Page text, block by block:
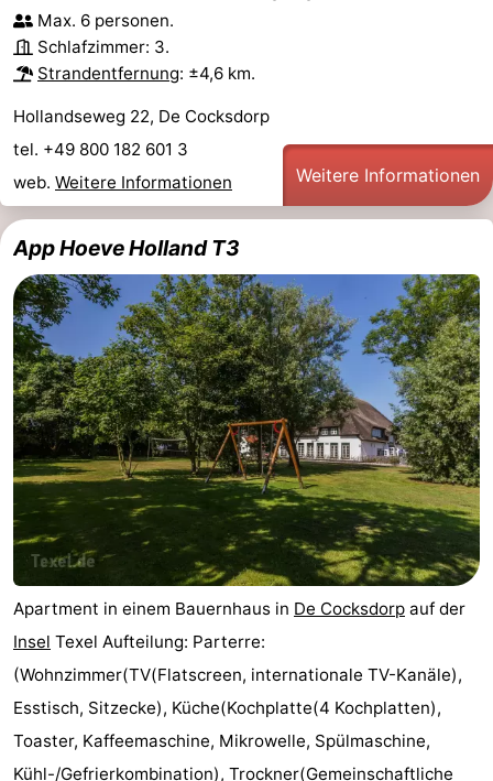
Max. 6 personen.
Schlafzimmer: 3.
Strandentfernung: ±4,6 km.
Hollandseweg 22, De Cocksdorp
tel. +49 800 182 601 3
web. Weitere Informationen Weitere Informationen
App Hoeve Holland T3
Apartment in einem Bauernhaus in De Cocksdorp auf der
Insel Texel Aufteilung: Parterre:
(Wohnzimmer(TV(Flatscreen, internationale TV-Kanäle),
Esstisch, Sitzecke), Küche(Kochplatte(4 Kochplatten),
Toaster, Kaffeemaschine, Mikrowelle, Spülmaschine,
Kühl-/Gefrierkombination), Trockner(Gemeinschaftliche